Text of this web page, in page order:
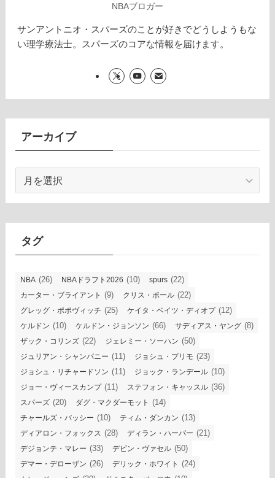
NBAブロガー
サンアントニオ・スパーズのことが好きでどうしようもな
い理学療法士。スパーズのコアな情報を届けます。
アーカイブ
カ
イ
タグ
NBA (26) NBAドラフト2026 (10) spurs (22)
カーター・ブライアント (9) クリス・ポール (22)
グレッグ・ポポヴィッチ (25) ケイタ・ベイツ・ディオプ(12)
ケルドン (10) ケルドン・ジョンソン (66) サディアス・ヤング (8)
ザック・コリンズ (22) ジェレミー・ソーハン (50)
ジュリアン・シャンパニー (11) ジョシュ・プリモ (23)
ジョシュ・リチャードソン (11) ジョック・ランデール (10)
ジョー・ヴィースカンプ(11) ステフォン・キャッスル (36)
スパーズ (20) ダグ・マクダーモット (14)
チャールズ・バッシー (10) ティム・ダンカン (13)
ディアロン・フォックス (28) ディラン・ハーパー (21)
デジョンテ・マレー (33) デビン・ヴァセル (50)
デマー・デローザン (26) デリック・ホワイト (24)